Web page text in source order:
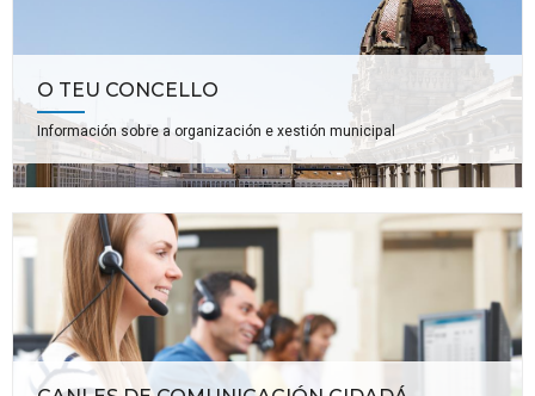
O TEU CONCELLO
Información sobre a organización e xestión municipal